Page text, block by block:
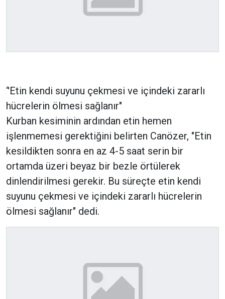
‘'Etin kendi suyunu çekmesi ve içindeki zararlı
hücrelerin ölmesi sağlanır"
Kurban kesiminin ardından etin hemen
işlenmemesi gerektiğini belirten Canözer, "Etin
kesildikten sonra en az 4-5 saat serin bir
ortamda üzeri beyaz bir bezle örtülerek
dinlendirilmesi gerekir. Bu süreçte etin kendi
suyunu çekmesi ve içindeki zararlı hücrelerin
ölmesi sağlanır" dedi.